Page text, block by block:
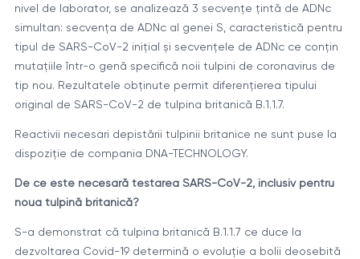
nivel de laborator, se analizează 3 secvențe țintă de ADNc
simultan: secvența de ADNc al genei S, caracteristică pentru
tipul de SARS-CoV-2 inițial și secvențele de ADNc ce conțin
mutațiile într-o genă specifică noii tulpini de coronavirus de
tip nou. Rezultatele obținute permit diferențierea tipului
original de SARS-CoV-2 de tulpina britanică B.1.1.7.
Reactivii necesari depistării tulpinii britanice ne sunt puse la
dispoziție de compania DNA-TECHNOLOGY.
De ce este necesară testarea SARS-CoV-2, inclusiv pentru
noua tulpină britanică?
S-a demonstrat că tulpina britanică B.1.1.7 ce duce la
dezvoltarea Covid-19 determină o evoluție a bolii deosebită